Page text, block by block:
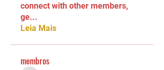
connect with other members,
ge...
Leia Mais
membros